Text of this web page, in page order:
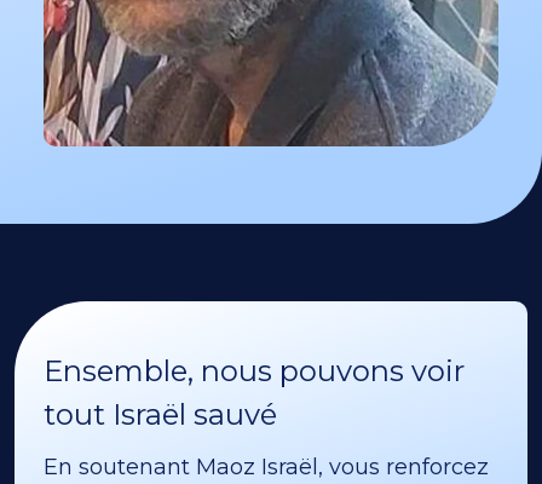
Ensemble, nous pouvons voir
tout Israël sauvé
En soutenant Maoz Israël, vous renforcez